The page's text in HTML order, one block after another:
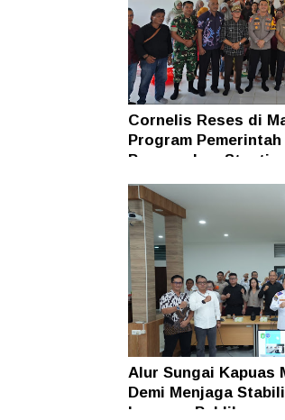
Cornelis Reses di
Program
Pencegahan Stunting
Alur Sungai Kapuas
Demi Menjaga
Layanan Publik